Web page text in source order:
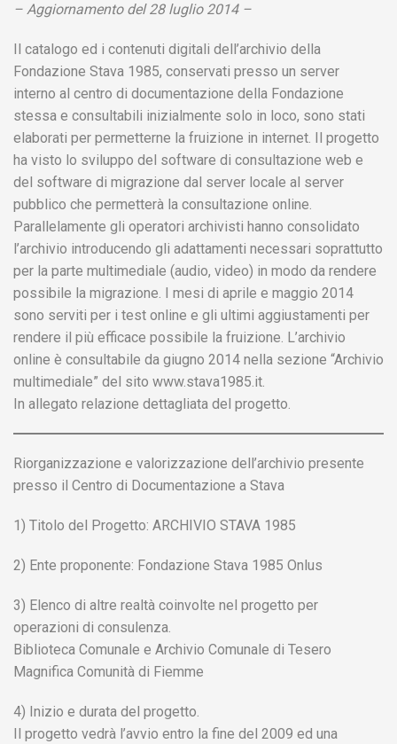
– Aggiornamento del 28 luglio 2014 –
Il catalogo ed i contenuti digitali dell’archivio della
Fondazione Stava 1985, conservati presso un server
interno al centro di documentazione della Fondazione
stessa e consultabili inizialmente solo in loco, sono stati
elaborati per permetterne la fruizione in internet. Il progetto
ha visto lo sviluppo del software di consultazione web e
del software di migrazione dal server locale al server
pubblico che permetterà la consultazione online.
Parallelamente gli operatori archivisti hanno consolidato
l’archivio introducendo gli adattamenti necessari soprattutto
per la parte multimediale (audio, video) in modo da rendere
possibile la migrazione. I mesi di aprile e maggio 2014
sono serviti per i test online e gli ultimi aggiustamenti per
rendere il più efficace possibile la fruizione. L’archivio
online è consultabile da giugno 2014 nella sezione “Archivio
multimediale” del sito www.stava1985.it.
In allegato relazione dettagliata del progetto.
Riorganizzazione e valorizzazione dell’archivio presente
presso il Centro di Documentazione a Stava
1) Titolo del Progetto: ARCHIVIO STAVA 1985
2) Ente proponente: Fondazione Stava 1985 Onlus
3) Elenco di altre realtà coinvolte nel progetto per
operazioni di consulenza.
Biblioteca Comunale e Archivio Comunale di Tesero
Magnifica Comunità di Fiemme
4) Inizio e durata del progetto.
Il progetto vedrà l’avvio entro la fine del 2009 ed una